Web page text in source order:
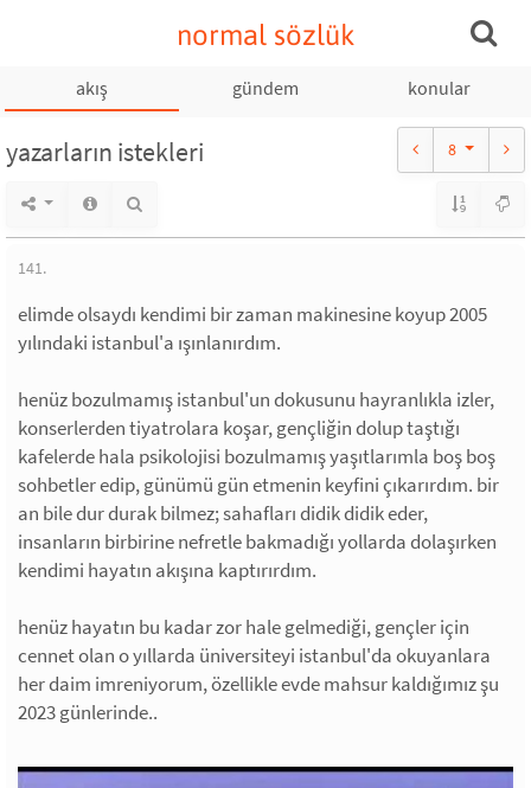
normal sözlük
akış gündem konular
yazarların istekleri 8
141.
elimde olsaydı kendimi bir zaman makinesine koyup 2005
yılındaki istanbul'a ışınlanırdım.
henüz bozulmamış istanbul'un dokusunu hayranlıkla izler,
konserlerden tiyatrolara koşar, gençliğin dolup taştığı
kafelerde hala psikolojisi bozulmamış yaşıtlarımla boş boş
sohbetler edip, günümü gün etmenin keyfini çıkarırdım. bir
an bile dur durak bilmez; sahafları didik didik eder,
insanların birbirine nefretle bakmadığı yollarda dolaşırken
kendimi hayatın akışına kaptırırdım.
henüz hayatın bu kadar zor hale gelmediği, gençler için
cennet olan o yıllarda üniversiteyi istanbul'da okuyanlara
her daim imreniyorum, özellikle evde mahsur kaldığımız şu
2023 günlerinde..